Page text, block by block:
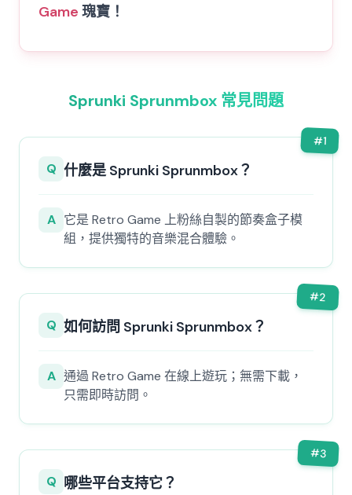
Game 瑰寶！
Sprunki Sprunmbox 常見問題
#1
Q 什麼是 Sprunki Sprunmbox？
A 它是 Retro Game 上粉絲自製的節奏盒子模
組，提供獨特的音樂混合體驗。
#2
Q 如何訪問 Sprunki Sprunmbox？
A 通過 Retro Game 在線上遊玩；無需下載，
只需即時訪問。
#3
Q 哪些平台支持它？